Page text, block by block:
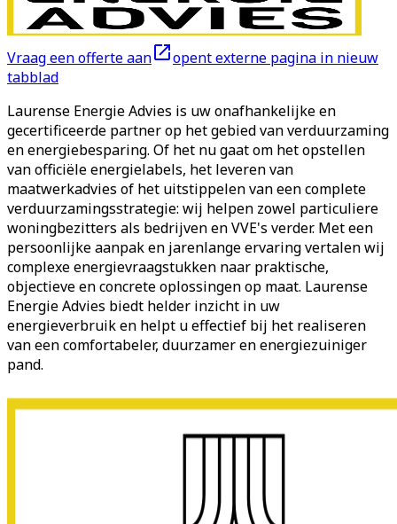
Vraag een offerte aan
opent externe pagina in nieuw
tabblad
Laurense Energie Advies is uw onafhankelijke en
gecertificeerde partner op het gebied van verduurzaming
en energiebesparing. Of het nu gaat om het opstellen
van officiële energielabels, het leveren van
maatwerkadvies of het uitstippelen van een complete
verduurzamingsstrategie: wij helpen zowel particuliere
woningbezitters als bedrijven en VVE's verder. Met een
persoonlijke aanpak en jarenlange ervaring vertalen wij
complexe energievraagstukken naar praktische,
objectieve en concrete oplossingen op maat. Laurense
Energie Advies biedt helder inzicht in uw
energieverbruik en helpt u effectief bij het realiseren
van een comfortabeler, duurzamer en energiezuiniger
pand.